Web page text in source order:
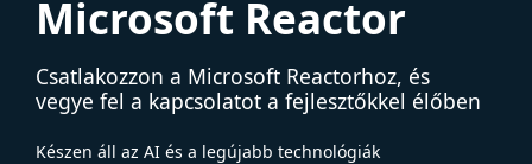
Microsoft Reactor
Csatlakozzon a Microsoft Reactorhoz, és
vegye fel a kapcsolatot a fejlesztőkkel élőben
Készen áll az AI és a legújabb technológiák